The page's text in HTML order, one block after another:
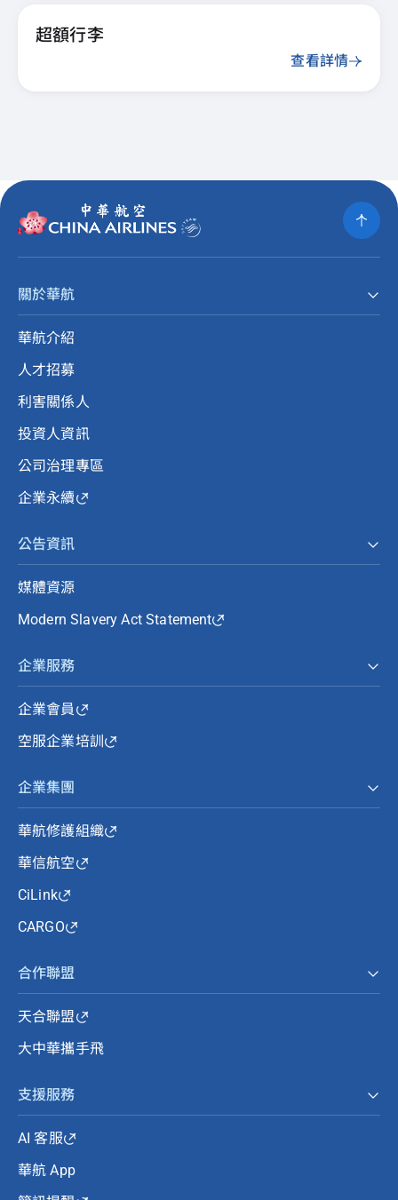
超額行李
查看詳情
關於華航
華航介紹
人才招募
利害關係人
投資人資訊
公司治理專區
企業永續
公告資訊
媒體資源
Modern Slavery Act Statement
企業服務
企業會員
空服企業培訓
企業集團
華航修護組織
華信航空
CiLink
CARGO
合作聯盟
天合聯盟
大中華攜手飛
支援服務
AI 客服
華航 App